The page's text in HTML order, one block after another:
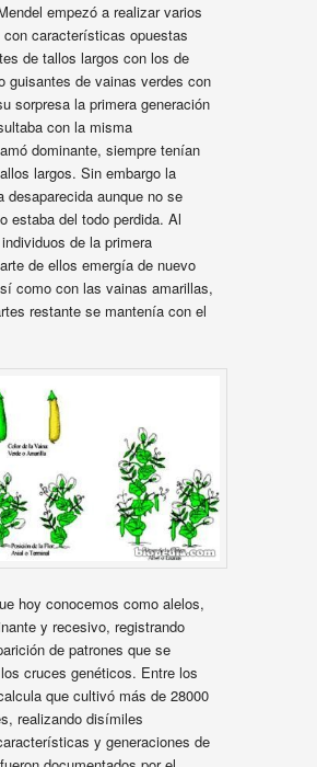
empezó a realizar varios
características opuestas
de tallos largos con los de
guisantes de vainas verdes con
sorpresa la primera generación
con la misma
dominante, siempre tenían
largos. Sin embargo la
aunque no se
estaba del todo perdida. Al
de la primera
de ellos emergía de nuevo
como con las vainas amarillas,
restante se mantenía con el
hoy conocemos como alelos,
y recesivo, registrando
de patrones que se
cruces genéticos. Entre los
que cultivó más de 28000
realizando disímiles
y generaciones de